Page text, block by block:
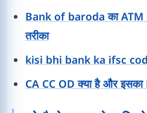
Bank of baroda का ATM
तरीका
kisi bhi bank ka ifsc
CA CC OD क्या है और इसका